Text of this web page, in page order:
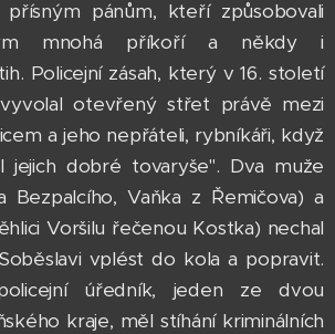
pánům, kteří způsobovali
mnohá příkoří a někdy i
Policejní zásah, který v 16. století
otevřený střet právě mezi
a jeho nepřáteli, rybníkáři, když
dobré tovaryše". Dva muže
Bezpalcího, Vaňka z Řemičova) a
Voršilu řečenou Kostka) nechal
vplést do kola a popravit.
úředník, jeden ze dvou
kraje, měl stíhání kriminálních